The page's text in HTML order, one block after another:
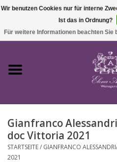
Startseite
Süßwein & Sekt
Präsente
Gianfranco
doc Vittoria 2021
STARTSEITE/ GIANFRANCO
2021
Wir benutzen Cookies nur für interne
Ist das in Ordnung?
Für weitere Informationen beachten